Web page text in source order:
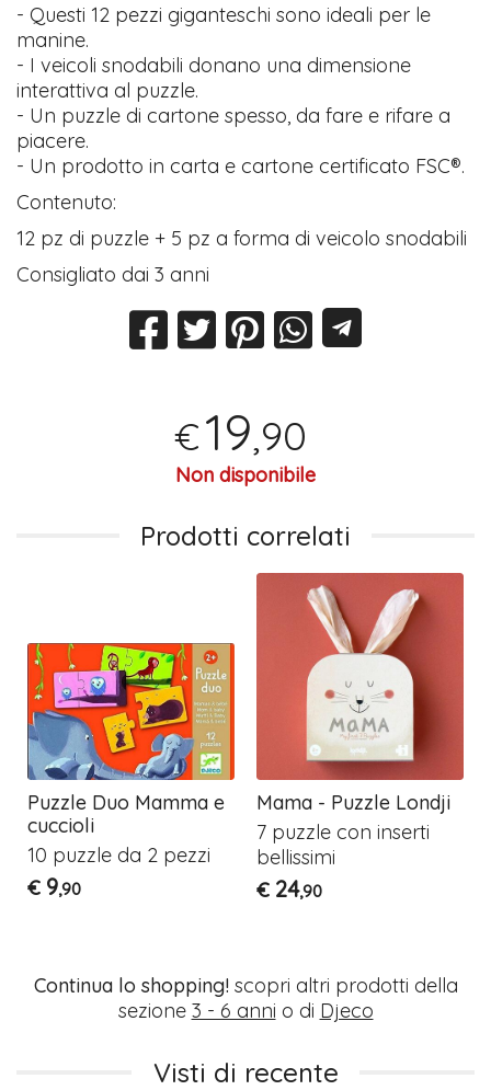
- Questi 12 pezzi giganteschi sono ideali per le
manine.
- I veicoli snodabili donano una dimensione
interattiva al puzzle.
- Un puzzle di cartone spesso, da fare e rifare a
piacere.
- Un prodotto in carta e cartone certificato FSC®.
Contenuto:
12 pz di puzzle + 5 pz a forma di veicolo snodabili
Consigliato dai 3 anni
€19,90
Non disponibile
Prodotti correlati
Puzzle Duo Mamma e
cuccioli
10 puzzle da 2 pezzi
€ 9,90
Mama - Puzzle Londji
7 puzzle con inserti
bellissimi
€ 24,90
Continua lo shopping!scopri altri prodotti della
sezione 3 - 6 anni o di Djeco
Visti di recente